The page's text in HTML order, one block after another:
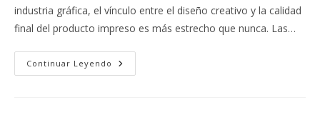
industria gráfica, el vínculo entre el diseño creativo y la calidad
final del producto impreso es más estrecho que nunca. Las…
Continuar Leyendo Cómo
Las